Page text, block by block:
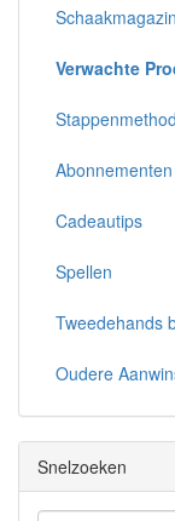
Verwachte
Abonnementen
Cadeautips
Spellen
Tweedehands
Oudere
Snelzoeken